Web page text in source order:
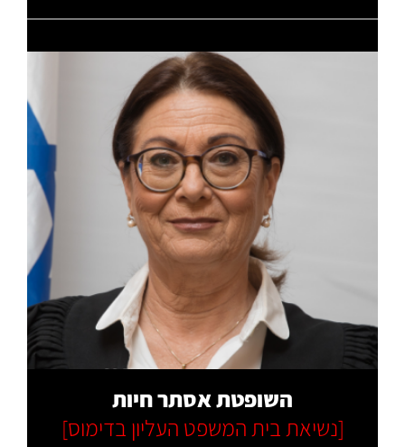
קרא עוד
השופטת אסתר חיות
[נשיאת בית המשפט העליון בדימוס]